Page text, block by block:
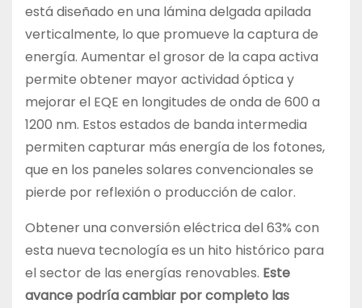
está diseñado en una lámina delgada apilada
verticalmente, lo que promueve la captura de
energía. Aumentar el grosor de la capa activa
permite obtener mayor actividad óptica y
mejorar el EQE en longitudes de onda de 600 a
1200 nm. Estos estados de banda intermedia
permiten capturar más energía de los fotones,
que en los paneles solares convencionales se
pierde por reflexión o producción de calor.
Obtener una conversión eléctrica del 63% con
esta nueva tecnología es un hito histórico para
el sector de las energías renovables. Este
avance podría cambiar por completo las